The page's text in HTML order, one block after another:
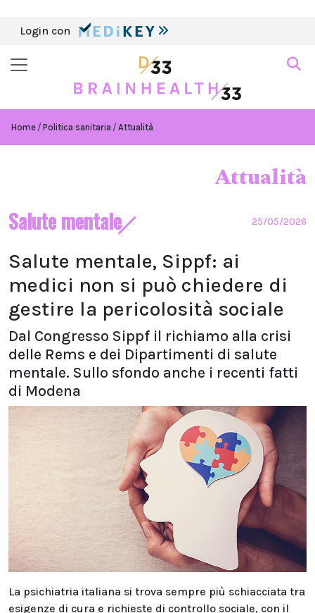
Login con
Home Politica sanitaria Attualità
Attualità
Salute mentale 25/05/2026
Salute mentale, Sippf: ai
medici non si può chiedere di
gestire la pericolosità sociale
Dal Congresso Sippf il richiamo alla crisi
delle Rems e dei Dipartimenti di salute
mentale. Sullo sfondo anche i recenti fatti
di Modena
La psichiatria italiana si trova sempre più schiacciata tra
esigenze di cura e richieste di controllo sociale, con il